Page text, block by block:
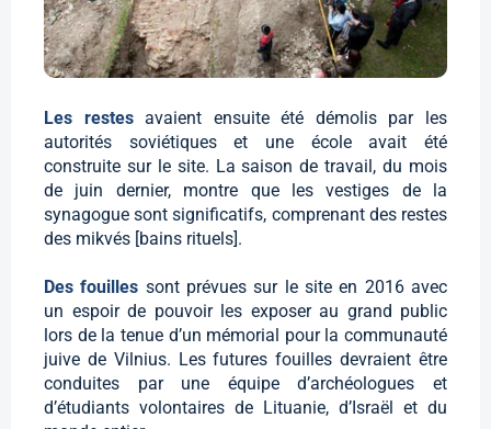
Les restesavaient ensuite été démolis par les
autorités soviétiques et une école avait été
construite sur le site. La saison de travail, du mois
de juin dernier, montre que les vestiges de la
synagogue sont significatifs, comprenant des restes
des mikvés [bains rituels].
Des fouilles sont prévues sur le site en 2016 avec
un espoir de pouvoir les exposer au grand public
lors de la tenue d’un mémorial pour la communauté
juive de Vilnius. Les futures fouilles devraient être
conduites par une équipe d’archéologues et
d’étudiants volontaires de Lituanie, d’Israël et du